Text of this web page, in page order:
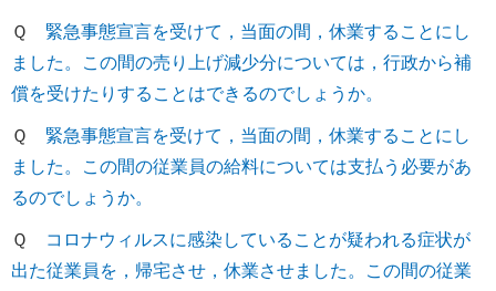
Ｑ 緊急事態宣言を受けて，当面の間，休業することにし
ました。この間の売り上げ減少分については，行政から補
償を受けたりすることはできるのでしょうか。
Ｑ 緊急事態宣言を受けて，当面の間，休業することにし
ました。この間の従業員の給料については支払う必要があ
るのでしょうか。
Ｑ
コロナウィルスに感染していることが疑われる症状が
出た従業員を，帰宅させ，休業させました。この間の従業